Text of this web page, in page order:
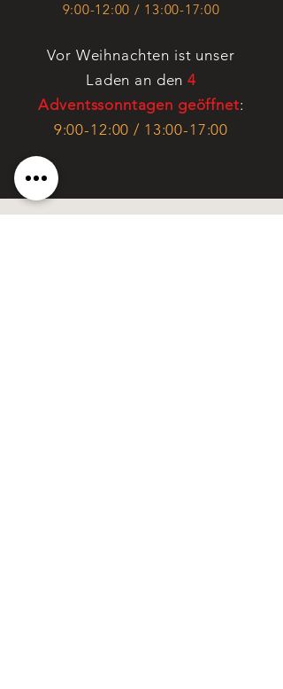
9:00-12:00 / 13:00-17:00
Vor Weihnachten ist unser
Laden an den 4
Adventssonntagen geöffnet:
9:00-12:00 / 13:00-17:00